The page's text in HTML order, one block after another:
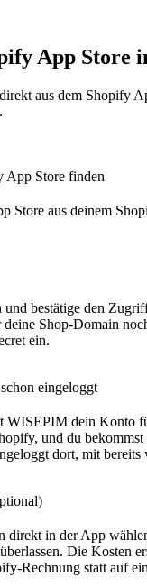
App Store
aus dem Shopify
Store finden
Store aus deinem
bestätige den
Shop-Domain
ein.
eingeloggt
WISEPIM dein Konto
und du bekommst
dort, mit bereits
direkt in der App
Die Kosten
Rechnung statt auf